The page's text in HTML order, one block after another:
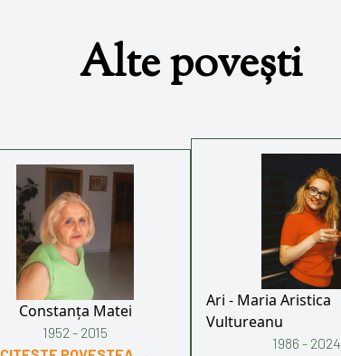
Alte povești
Constanța Matei
1952 - 2015
Ari - Maria Aristica
Vultureanu
1986 - 2024